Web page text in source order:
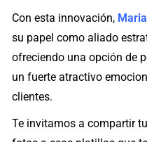
Con esta innovación,
su papel como aliado
ofreciendo una opción de
un fuerte atractivo
clientes.
Te invitamos a compartir